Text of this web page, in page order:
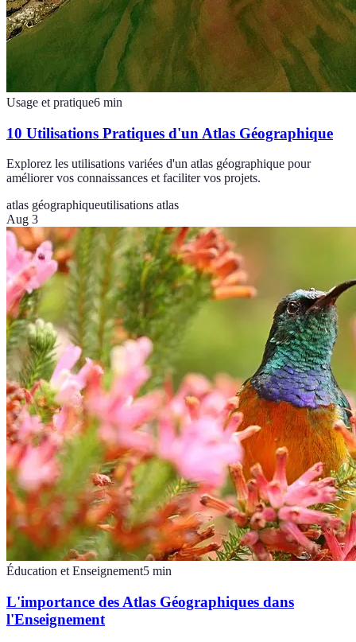
Usage et pratique6 min
10 Utilisations Pratiques d'un Atlas Géographique
Explorez les utilisations variées d'un atlas géographique pour
améliorer vos connaissances et faciliter vos projets.
atlas géographiqueutilisations atlas
Aug 3
Éducation et Enseignement5 min
L'importance des Atlas Géographiques dans
l'Enseignement